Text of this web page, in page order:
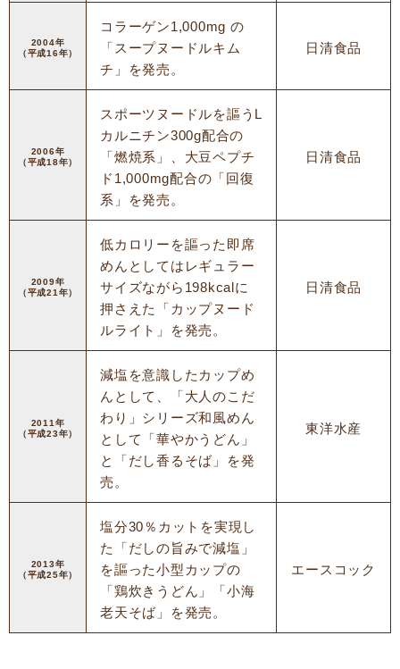
2004年
（平成16年）
コラーゲン1,000mg の
「スープヌードルキム
チ」を発売。
日清食品
2006年
（平成18年）
スポーツヌードルを謳うL
カルニチン300g配合の
「燃焼系」、大豆ペプチ
ド1,000mg配合の「回復
系」を発売。
日清食品
2009年
（平成21年）
低カロリーを謳った即席
めんとしてはレギュラー
サイズながら198kcalに
押さえた「カップヌード
ルライト」を発売。
日清食品
2011年
（平成23年）
減塩を意識したカップめ
んとして、「大人のこだ
わり」シリーズ和風めん
として「華やかうどん」
と「だし香るそば」を発
売。
東洋水産
2013年
（平成25年）
塩分30％カットを実現し
た「だしの旨みで減塩」
を謳った小型カップの
「鶏炊きうどん」「小海
老天そば」を発売。
エースコック